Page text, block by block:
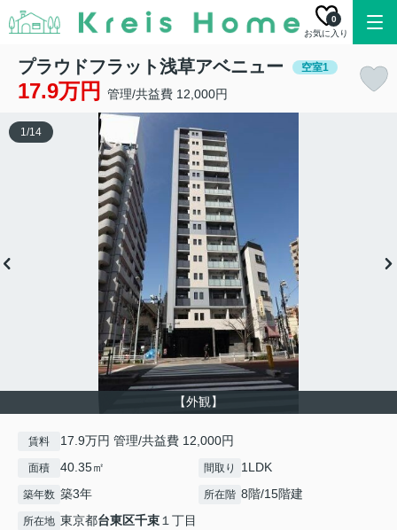
お気に入り
0
プラウドフラット浅草アベニュー 空室1
17.9万円 管理/共益費 12,000円
【外観】
1/14
賃料 17.9万円 管理/共益費 12,000円
面積 40.35㎡ 間取り 1LDK
築年数 築3年 所在階 8階/15階建
所在地 東京都台東区千束１丁目